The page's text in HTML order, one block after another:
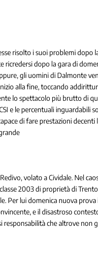
risolto i suoi problemi dopo
dopo la gara di
gli uomini di Dalmonte
alla fine, toccando
lo spettacolo più brutto di
e le percentuali inguardabili
di fare prestazioni
volato a Cividale. Nel
2003 di proprietà di
Per lui domenica nuova
e il disastroso
che altrove non